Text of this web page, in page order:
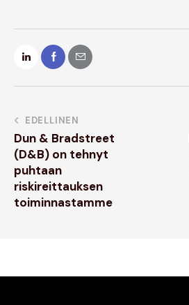
EDELLINEN
Dun & Bradstreet
(D&B) on tehnyt
puhtaan
riskireittauksen
toiminnastamme